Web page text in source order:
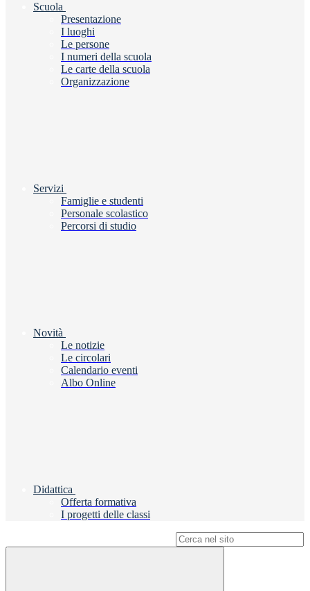
Scuola
Presentazione
I luoghi
Le persone
I numeri della scuola
Le carte della scuola
Organizzazione
Servizi
Famiglie e studenti
Personale scolastico
Percorsi di studio
Novità
Le notizie
Le circolari
Calendario eventi
Albo Online
Didattica
Offerta formativa
I progetti delle classi